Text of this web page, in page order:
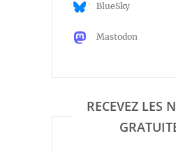
BlueSky
Mastodon
RECEVEZ LES